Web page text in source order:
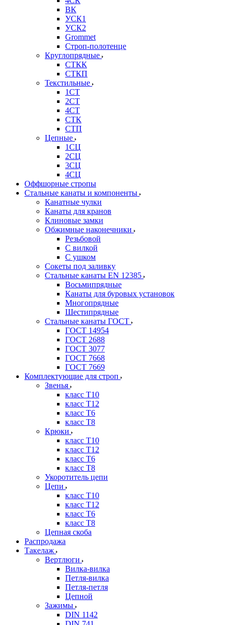
ВК
УСК1
УСК2
Grommet
Строп-полотенце
Круглопрядные
СТКК
СТКП
Текстильные
1СТ
2СТ
4СТ
СТК
СТП
Цепные
1СЦ
2СЦ
3СЦ
4СЦ
Оффшорные стропы
Стальные канаты и компоненты
Канатные чулки
Канаты для кранов
Клиновые замки
Обжимные наконечники
Резьбовой
С вилкой
С ушком
Сокеты под заливку
Стальные канаты EN 12385
Восьмипрядные
Канаты для буровых установок
Многопрядные
Шестипрядные
Стальные канаты ГОСТ
ГОСТ 14954
ГОСТ 2688
ГОСТ 3077
ГОСТ 7668
ГОСТ 7669
Комплектующие для строп
Звенья
класс Т10
класс Т12
класс Т6
класс Т8
Крюки
класс Т10
класс Т12
класс Т6
класс Т8
Укоротитель цепи
Цепи
класс Т10
класс Т12
класс Т6
класс Т8
Цепная скоба
Распродажа
Такелаж
Вертлюги
Вилка-вилка
Петля-вилка
Петля-петля
Цепной
Зажимы
DIN 1142